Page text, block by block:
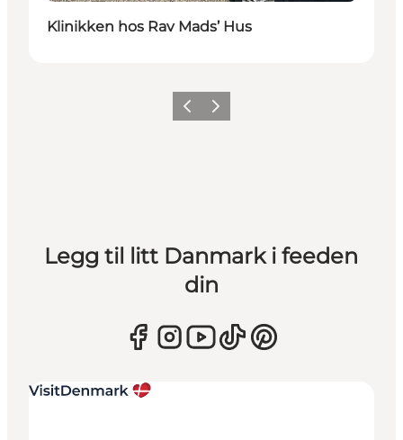
Klinikken hos Rav Mads’ Hus
ForrigeNeste
Legg til litt Danmark i feeden
din